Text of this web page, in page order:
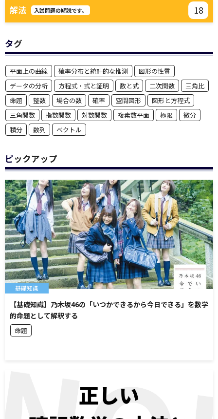
解法 入試問題の解説です。 18
タグ
平面上の曲線 確率分布と統計的な推測
図形の性質
データの分析
方程式・式と証明 数と式 二次関数
三角比
命題
整数 場合の数 確率 空間図形
図形と方程式
三角関数
指数関数 対数関数 複素数平面 極限
微分
積分
数列 ベクトル
ピックアップ
【基礎知識】乃木坂46の「いつかできるから今日できる」を数学
的命題として解釈する
命題
基礎知識